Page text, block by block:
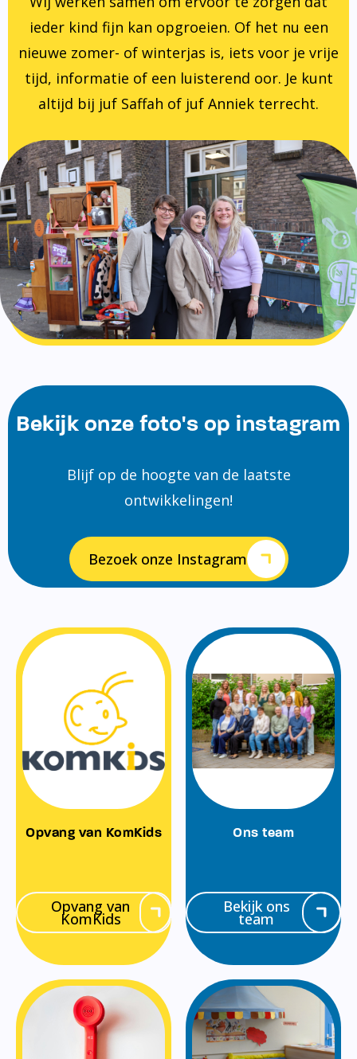
ieder kind fijn kan opgroeien. Of het nu een
nieuwe zomer- of winterjas is, iets voor je vrije
tijd, informatie of een luisterend oor. Je kunt
altijd bij juf Saffah of juf Anniek terrecht.
Bekijk onze foto's op instagram
Blijf op de hoogte van de laatste
ontwikkelingen!
Bezoek onze Instagram
Opvang van KomKids
Opvang van
KomKids
Ons team
Bekijk ons
team